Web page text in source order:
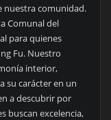
nuestra comunidad.
Comunal del
para quienes
Fu. Nuestro
interior,
su carácter en un
a descubrir por
buscan excelencia,